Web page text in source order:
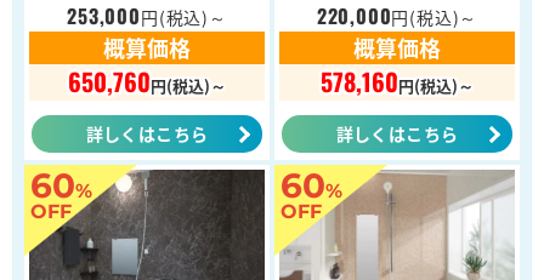
253,000円(税込)～
概算価格
650,760円(税込)～
詳しくはこちら
220,000円(税込)～
概算価格
578,160円(税込)～
詳しくはこちら
60%
OFF
60%
OFF